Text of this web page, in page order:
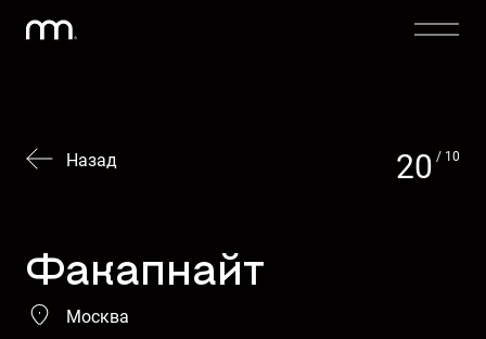
Назад 20 / 10
Факапнайт
Москва